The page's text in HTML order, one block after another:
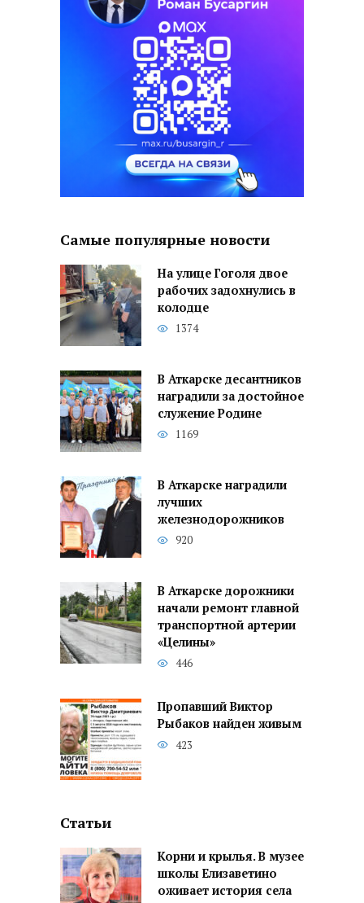
Самые популярные новости
На улице Гоголя двое
рабочих задохнулись в
колодце
1374
В Аткарске десантников
наградили за достойное
служение Родине
1169
В Аткарске наградили
лучших
железнодорожников
920
В Аткарске дорожники
начали ремонт главной
транспортной артерии
«Целины»
446
Пропавший Виктор
Рыбаков найден живым
423
Статьи
Корни и крылья. В музее
школы Елизаветино
оживает история села